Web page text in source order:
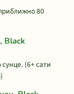
80
Black
(6+ сати